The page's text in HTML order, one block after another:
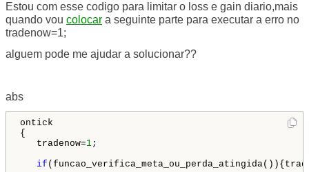
Estou com esse codigo para limitar o loss e gain diario,mais
quando vou colocar a seguinte parte para executar a erro no
tradenow=1;
alguem pode me ajudar a solucionar??
abs
ontick
{
tradenow=1;
if